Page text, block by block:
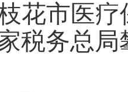
市医疗
税务总